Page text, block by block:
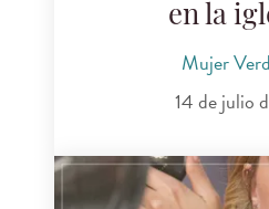
en la
Mujer
14 de julio